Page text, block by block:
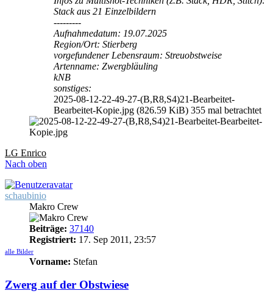
Stack aus 21 Einzelbildern
---------
Aufnahmedatum: 19.07.2025
Region/Ort: Stierberg
vorgefundener Lebensraum: Streuobstweise
Artenname: Zwergbläuling
kNB
sonstiges:
2025-08-12-22-49-27-(B,R8,S4)21-Bearbeitet-
Bearbeitet-Kopie.jpg (826.59 KiB) 355 mal betrachtet
LG Enrico
Nach oben
schaubinio
Makro Crew
Beiträge: 37140
Registriert: 17. Sep 2011, 23:57
alle Bilder
Vorname: Stefan
Zwerg auf der Obstwiese